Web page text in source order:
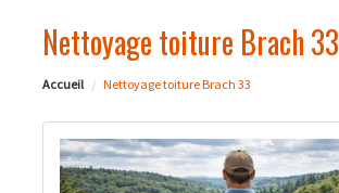
Nettoyage toiture Brach 33
Accueil Nettoyage toiture Brach 33